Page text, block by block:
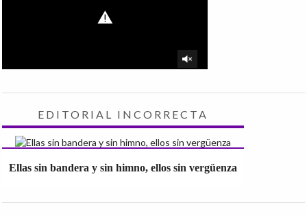
EDITORIAL INCORRECTA
Ellas sin bandera y sin himno, ellos sin vergüenza